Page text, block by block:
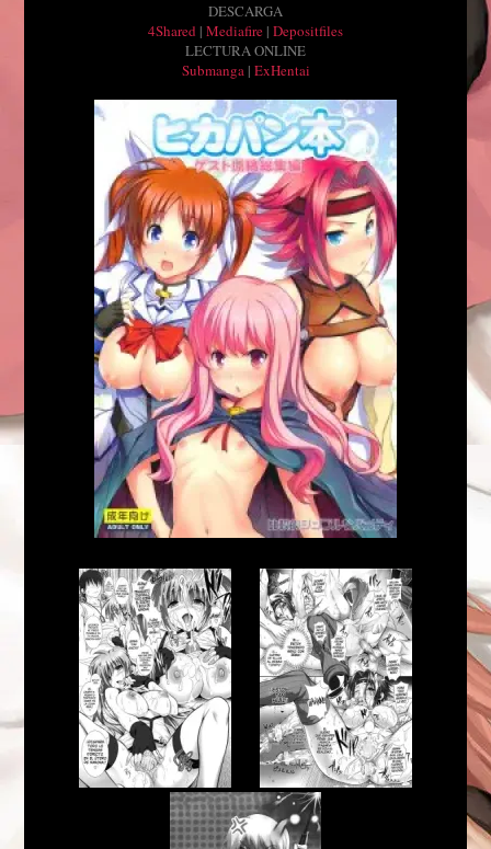
DESCARGA
4Shared | Mediafire | Depositfiles
LECTURA ONLINE
Submanga| ExHentai